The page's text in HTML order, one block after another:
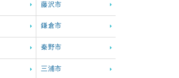
藤沢市
鎌倉市
秦野市
三浦市